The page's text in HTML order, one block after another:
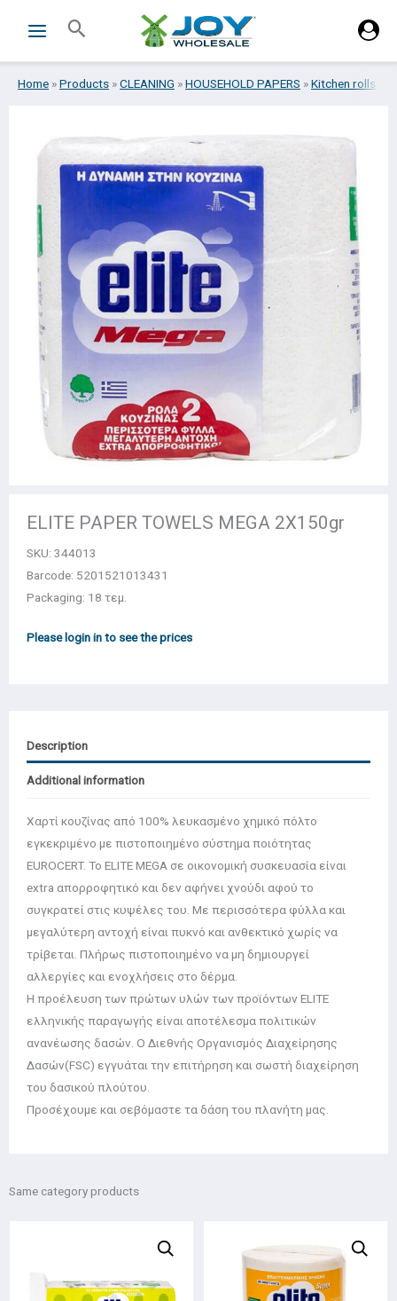
Search
Home »Products »CLEANING »HOUSEHOLD PAPERS »Kitchen rolls
ELITE PAPER TOWELS MEGA 2X150gr
SKU: 344013
Barcode: 5201521013431
Packaging: 18 τεμ.
Please login in to see the prices
Description
Additional information
Χαρτί κουζίνας από 100% λευκασμένο χημικό πόλτο
εγκεκριμένο με πιστοποιημένο σύστημα ποιότητας
EUROCERT. Το ELITE MEGA σε οικονομική συσκευασία είναι
extra απορροφητικό και δεν αφήνει χνούδι αφού το
συγκρατεί στις κυψέλες του. Με περισσότερα φύλλα και
μεγαλύτερη αντοχή είναι πυκνό και ανθεκτικό χωρίς να
τρίβεται. Πλήρως πιστοποιημένο να μη δημιουργεί
αλλεργίες και ενοχλήσεις στο δέρμα.
Η προέλευση των πρώτων υλών των προϊόντων ELITE
ελληνικής παραγωγής είναι αποτέλεσμα πολιτικών
ανανέωσης δασών. Ο Διεθνής Οργανισμός Διαχείρησης
Δασών(FSC) εγγυάται την επιτήρηση και σωστή διαχείρηση
του δασικού πλούτου.
Προσέχουμε και σεβόμαστε τα δάση του πλανήτη μας.
Same category products